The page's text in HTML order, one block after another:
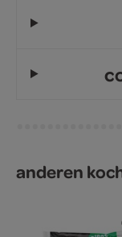
anderen